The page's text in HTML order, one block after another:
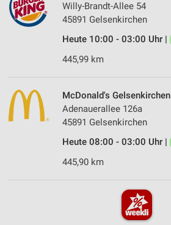
Willy-Brandt-Allee 54
45891 Gelsenkirchen
Heute 10:00 - 03:00 Uhr |
445,99 km
McDonald's Gelsenkirchen
Adenauerallee 126a
45891 Gelsenkirchen
Heute 08:00 - 03:00 Uhr |
445,90 km